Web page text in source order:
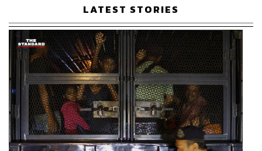
รูปทรงหรือลวดลายจากคนอื่นๆ แต่พอมาในปี 2017
@dietprada ก็เริ่มจับประเด็นที่รุนแรงขึ้น เช่น เหตุการณ์การ
ล่วงละเมิดทางเพศของ ฮาร์วีย์ ไวน์สตีน
พอมาในวันที่ 21 พฤศจิกายนปีนี้ @dietprada ก็ได้ก้าว
กระโดดมาอยู่แถวหน้าของการเป็นแพลตฟอร์มสื่อแฟชั่น กับ
เหตุการณ์แบรนด์ Dolce & Gabbana ประกาศยกเลิก
‘#DGTheGreatShow’ งานใหญ่ประจำปีที่เซี่ยงไฮ้ ประเทศจีน
โดยเหตุผลเกิดจากคลิปวิดีโอซีรีส์โปรโมตงานชื่อ
‘Chopsticks Eating’ บนแพลตฟอร์ม Weibo ที่มีภาพนางแบบ
LATEST STORIES